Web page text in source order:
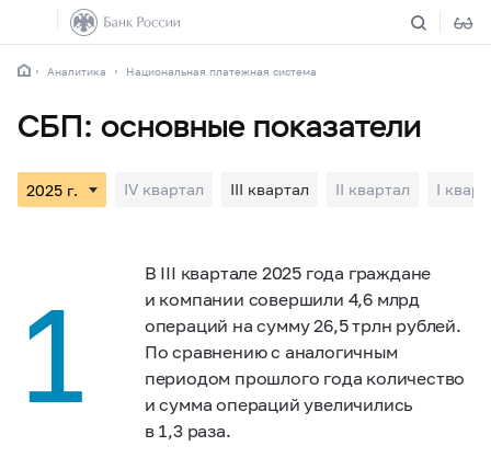
Аналитика Национальная платежная система
СБП: основные показатели
IV квартал III квартал II квартал I
1
В III квартале 2025 года граждане
и компании совершили 4,6 млрд
операций на сумму 26,5 трлн рублей.
По сравнению с аналогичным
периодом прошлого года количество
и сумма операций увеличились
в 1,3 раза.